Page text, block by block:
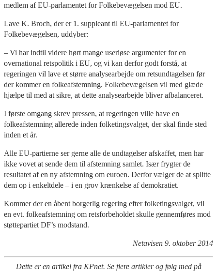
medlem af EU-parlamentet for Folkebevægelsen mod EU.
Lave K. Broch, der er 1. suppleant til EU-parlamentet for
Folkebevægelsen, uddyber:
– Vi har indtil videre hørt mange useriøse argumenter for en
overnational retspolitik i EU, og vi kan derfor godt forstå, at
regeringen vil lave et større analysearbejde om retsundtagelsen før
der kommer en folkeafstemning. Folkebevægelsen vil med glæde
hjælpe til med at sikre, at dette analysearbejde bliver afbalanceret.
I første omgang skrev pressen, at regeringen ville have en
folkeafstemning allerede inden folketingsvalget, der skal finde sted
inden et år.
Alle EU-partierne ser gerne alle de undtagelser afskaffet, men har
ikke vovet at sende dem til afstemning samlet. Især frygter de
resultatet af en ny afstemning om euroen. Derfor vælger de at splitte
dem op i enkeltdele – i en grov krænkelse af demokratiet.
Kommer der en åbent borgerlig regering efter folketingsvalget, vil
en evt. folkeafstemning om retsforbeholdet skulle gennemføres mod
støttepartiet DF’s modstand.
Netavisen 9. oktober 2014
Dette er en artikel fra KPnet. Se flere artikler og følg med på